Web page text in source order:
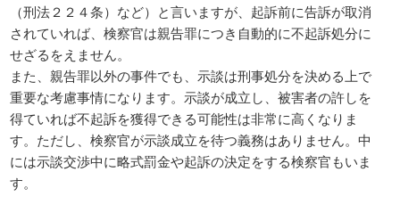
（刑法２２４条）など）と言いますが、起訴前に告訴が取消
されていれば、検察官は親告罪につき自動的に不起訴処分に
せざるをえません。
また、親告罪以外の事件でも、示談は刑事処分を決める上で
重要な考慮事情になります。示談が成立し、被害者の許しを
得ていれば不起訴を獲得できる可能性は非常に高くなりま
す。ただし、検察官が示談成立を待つ義務はありません。中
には示談交渉中に略式罰金や起訴の決定をする検察官もいま
す。